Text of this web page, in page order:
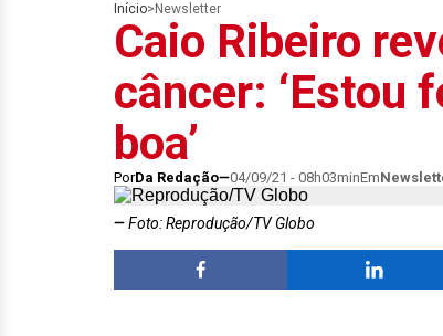
Início> Newsletter
Caio Ribeiro
câncer: ‘Estou
boa’
PorDa Redação 04/09/21 - 08h03minEm
Foto: Reprodução/TV Globo